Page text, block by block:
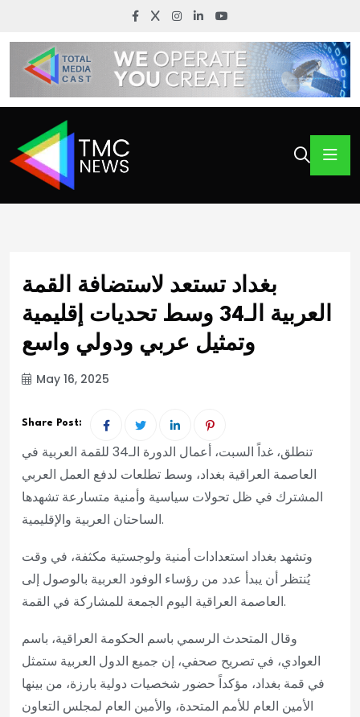
بغداد تستعد لاستضافة القمة
العربية الـ34 وسط تحديات إقليمية
وتمثيل عربي ودولي واسع
May 16, 2025
Share Post:
تنطلق، غداً السبت، أعمال الدورة الـ34 للقمة العربية في
العاصمة العراقية بغداد، وسط تطلعات لدفع العمل العربي
المشترك في ظل تحولات سياسية وأمنية متسارعة تشهدها
الساحتان العربية والإقليمية.
وتشهد بغداد استعدادات أمنية ولوجستية مكثفة، في وقت
يُنتظر أن يبدأ عدد من رؤساء الوفود العربية بالوصول إلى
العاصمة العراقية اليوم الجمعة للمشاركة في القمة.
وقال المتحدث الرسمي باسم الحكومة العراقية، باسم
العوادي، في تصريح صحفي، إن جميع الدول العربية ستمثل
في قمة بغداد، مؤكداً حضور شخصيات دولية بارزة، من بينها
الأمين العام للأمم المتحدة، والأمين العام لمجلس التعاون